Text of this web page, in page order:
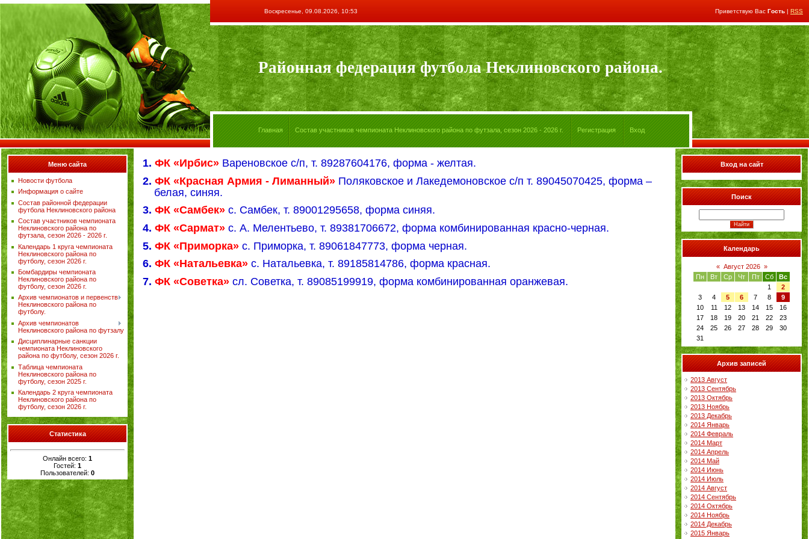
Воскресенье, 09.08.2026, 10:53 Приветствую Вас Гость | RSS
Районная федерация футбола Неклиновского района.
Главная Состав участников чемпионата Неклиновского района по футзала, сезон 2026 - 2026 г. Регистрация Вход
Меню сайта
Новости футбола
Информация о сайте
Состав районной федерации
футбола Неклиновского района
Состав участников чемпионата
Неклиновского района по
футзала, сезон 2026 - 2026 г.
Календарь 1 круга чемпионата
Неклиновского района по
футболу, сезон 2026 г.
Бомбардиры чемпионата
Неклиновского района по
футболу, сезон 2026 г.
Архив чемпионатов и первенств
Неклиновского района по
футболу.
Архив чемпионатов
Неклиновского района по футзалу
Дисциплинарные санкции
чемпионата Неклиновского
района по футболу, сезон 2026 г.
Таблица чемпионата
Неклиновского района по
футболу, сезон 2025 г.
Календарь 2 круга чемпионата
Неклиновского района по
футболу, сезон 2026 г.
Статистика
Онлайн всего: 1
Гостей: 1
Пользователей: 0
1. ФК «Ирбис» Вареновское с/п, т. 89287604176, форма - желтая.
2.ФК «Красная Армия - Лиманный» Поляковское и Лакедемоновское с/п т. 89045070425, форма –
белая, синяя.
3. ФК «Самбек» с. Самбек, т. 89001295658, форма синяя.
4. ФК «Сармат» с. А. Мелентьево, т. 89381706672, форма комбинированная красно-черная.
5. ФК «Приморка» с. Приморка, т. 89061847773, форма черная.
6. ФК «Натальевка» с. Натальевка, т. 89185814786, форма красная.
7.ФК «Советка» сл. Советка, т. 89085199919, форма комбинированная оранжевая.
Вход на сайт
Поиск
Календарь
« Август 2026 »
Пн
Вт Ср Чт Пт Сб
Вс
1
2
3
4 5 6 7 8
9
10
11 12 13 14 15
16
17
18 19 20 21 22
23
24
25 26 27 28 29
30
31
Архив записей
2013 Август
2013 Сентябрь
2013 Октябрь
2013 Ноябрь
2013 Декабрь
2014 Январь
2014 Февраль
2014 Март
2014 Апрель
2014 Май
2014 Июнь
2014 Июль
2014 Август
2014 Сентябрь
2014 Октябрь
2014 Ноябрь
2014 Декабрь
2015 Январь